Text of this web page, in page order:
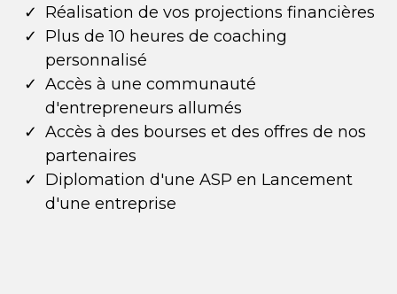
Réalisation de vos projections financières
Plus de 10 heures de coaching
personnalisé
Accès à une communauté
d'entrepreneurs allumés
Accès à des bourses et des offres de nos
partenaires
Diplomation d'une ASP en Lancement
d'une entreprise